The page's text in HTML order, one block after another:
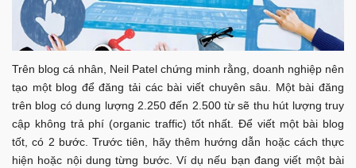
Trên blog cá nhân, Neil Patel chứng minh rằng, doanh nghiệp nên
tạo một blog để đăng tải các bài viết chuyên sâu. Một bài đăng
trên blog có dung lượng 2.250 đến 2.500 từ sẽ thu hút lượng truy
cập không trả phí (organic traffic) tốt nhất. Để viết một bài blog
tốt, có 2 bước. Trước tiên, hãy thêm hướng dẫn hoặc cách thực
hiện hoặc nội dung từng bước. Ví dụ nếu bạn đang viết một bài